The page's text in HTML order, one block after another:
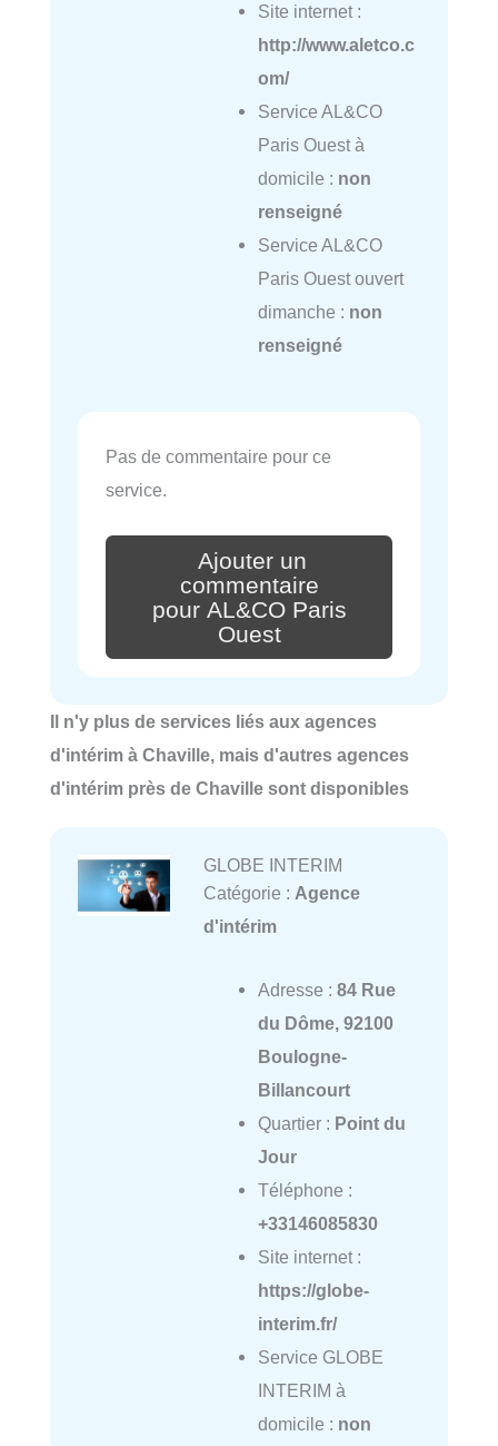
Site internet :
http://www.aletco.c
om/
Service AL&CO
Paris Ouest à
domicile : non
renseigné
Service AL&CO
Paris Ouest ouvert
dimanche : non
renseigné
Pas de commentaire pour ce
service.
Ajouter un
commentaire
pour AL&CO Paris
Ouest
Il n'y plus de services liés aux agences
d'intérim à Chaville, mais d'autres agences
d'intérim près de Chaville sont disponibles
GLOBE INTERIM
Catégorie : Agence
d'intérim
Adresse : 84 Rue
du Dôme, 92100
Boulogne-
Billancourt
Quartier : Point du
Jour
Téléphone :
+33146085830
Site internet :
https://globe-
interim.fr/
Service GLOBE
INTERIM à
domicile : non